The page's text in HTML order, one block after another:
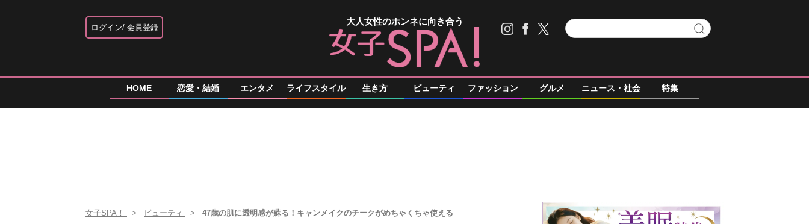
ログイン 会員登録
大人女性のホンネに向き合う
HOME 恋愛・結婚 エンタメ ライフスタイル 生き方 ビューティ ファッション グルメ ニュース・社会 特集
女子SPA！ ビューティ 47歳の肌に透明感が蘇る！キャンメイクのチークがめちゃくちゃ使える